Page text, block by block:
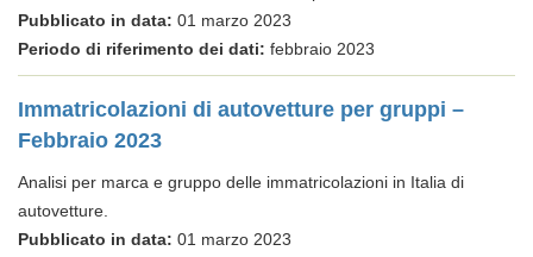
Pubblicato in data: 01 marzo 2023
Periodo di riferimento dei dati: febbraio 2023
Immatricolazioni di autovetture per gruppi –
Febbraio 2023
Analisi per marca e gruppo delle immatricolazioni in Italia di
autovetture.
Pubblicato in data: 01 marzo 2023